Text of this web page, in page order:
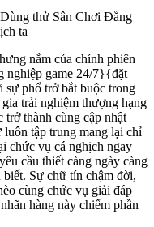
nắm của chính phiên
nghiệp game 24/7}{đặt
sự phổ trở bắt buộc trong
trải nghiệm thượng hạng
thành cùng cập nhật
tập trung mang lại chỉ
chức vụ cá nghịch ngay
cầu thiết càng ngày càng
Sự chữ tín chậm đời,
cùng chức vụ giải đáp
hàng này chiếm phần